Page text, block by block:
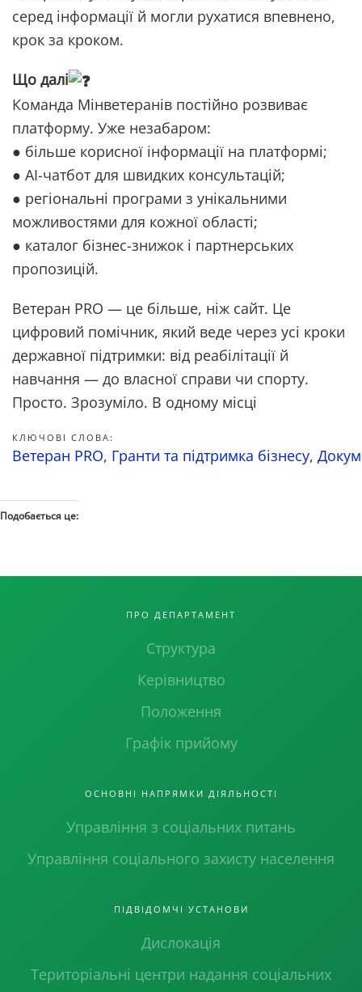
серед інформації й могли рухатися впевнено,
крок за кроком.
Що далі
Команда Мінветеранів постійно розвиває
платформу. Уже незабаром:
● більше корисної інформації на платформі;
● AI-чатбот для швидких консультацій;
● регіональні програми з унікальними
можливостями для кожної області;
● каталог бізнес-знижок і партнерських
пропозицій.
Ветеран PRO — це більше, ніж сайт. Це
цифровий помічник, який веде через усі кроки
державної підтримки: від реабілітації й
навчання — до власної справи чи спорту.
Просто. Зрозуміло. В одному місці
КЛЮЧОВІ СЛОВА:
Ветеран PRO, Гранти та підтримка бізнесу,
Подобається це:
ПРО ДЕПАРТАМЕНТ
Структура
Керівництво
Положення
Графік прийому
ОСНОВНІ НАПРЯМКИ ДІЯЛЬНОСТІ
Управління з соціальних питань
Управління соціального захисту населення
ПІДВІДОМЧІ УСТАНОВИ
Дислокація
Територіальні центри надання соціальних